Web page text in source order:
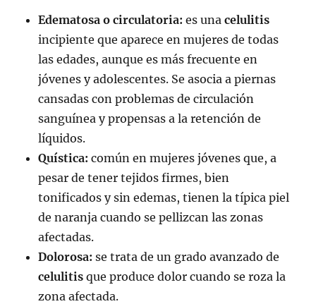
Edematosa o circulatoria: es una celulitis
incipiente que aparece en mujeres de todas
las edades, aunque es más frecuente en
jóvenes y adolescentes. Se asocia a piernas
cansadas con problemas de circulación
sanguínea y propensas a la retención de
líquidos.
Quística: común en mujeres jóvenes que, a
pesar de tener tejidos firmes, bien
tonificados y sin edemas, tienen la típica piel
de naranja cuando se pellizcan las zonas
afectadas.
Dolorosa: se trata de un grado avanzado de
celulitis que produce dolor cuando se roza la
zona afectada.